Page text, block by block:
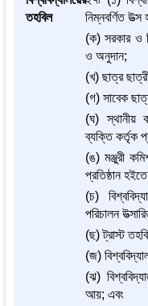
তহবিল
নিম্নবর্ণিত
(ক) সরকার ও
ও অনুদান;
(খ) ছাত্র
(গ) সাবেক
(ঘ) স্থানীয়
ব্যক্তি কর্তৃক
(ঙ) মঞ্জুরী
প্রতিষ্ঠান
(চ)
পরিচালন
(ছ) ট্রাস্ট
(জ)
(ঝ)
আয়; এবং